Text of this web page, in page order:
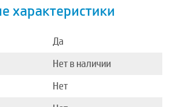
характеристики
Да
Нет в наличии
Нет